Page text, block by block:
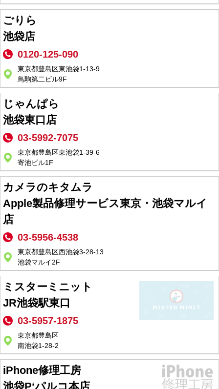
ごりら
池袋店
0120-125-090
東京都豊島区東池袋1-13-9
鳥駒第二ビル9F
じゃんぱら
池袋東口店
03-5992-7075
東京都豊島区東池袋1-39-6
寄池ビル1F
カメラのキタムラ
Apple製品修理サービス東京・池袋マルイ
店
03-5956-4538
東京都豊島区西池袋3-28-13
池袋マルイ2F
ミスターミニット
JR池袋駅東口
03-5957-1875
東京都豊島区
南池袋1-28-2
iPhone修理工房
池袋P‘パルコ本店